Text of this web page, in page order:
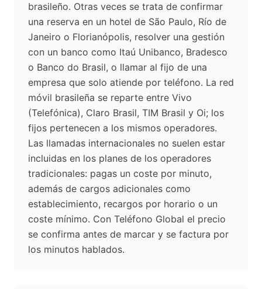
brasileño. Otras veces se trata de confirmar
una reserva en un hotel de São Paulo, Río de
Janeiro o Florianópolis, resolver una gestión
con un banco como Itaú Unibanco, Bradesco
o Banco do Brasil, o llamar al fijo de una
empresa que solo atiende por teléfono. La red
móvil brasileña se reparte entre Vivo
(Telefónica), Claro Brasil, TIM Brasil y Oi; los
fijos pertenecen a los mismos operadores.
Las llamadas internacionales no suelen estar
incluidas en los planes de los operadores
tradicionales: pagas un coste por minuto,
además de cargos adicionales como
establecimiento, recargos por horario o un
coste mínimo. Con Teléfono Global el precio
se confirma antes de marcar y se factura por
los minutos hablados.